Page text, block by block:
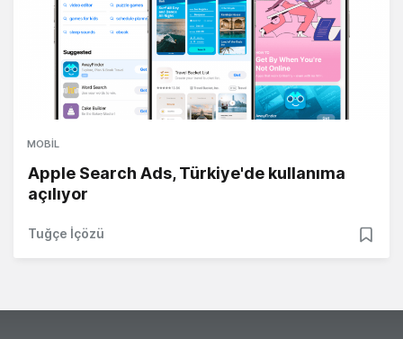
MOBIL
Apple Search Ads, Türkiye'de kullanıma
açılıyor
Tuğçe İçözü